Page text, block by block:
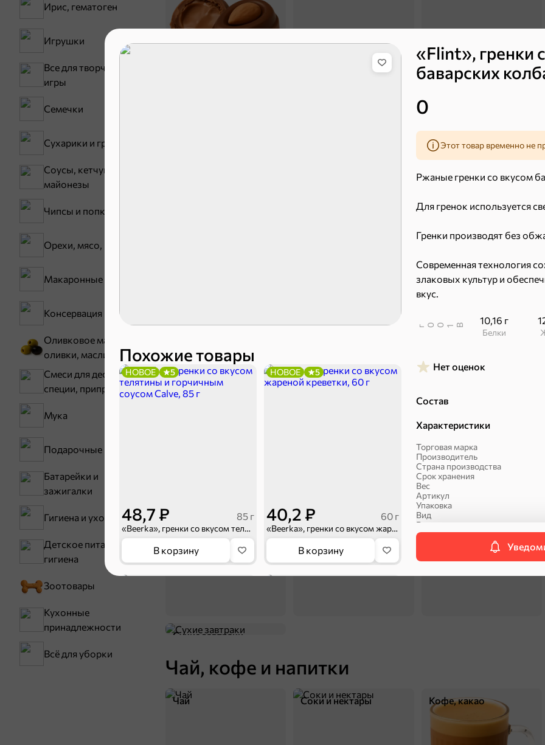
Похожие товары
48,7 ₽ 85 г
«Beerka», гренки со вкусом телятины и горчичным соусом Calve, 85 г
НОВОЕ 5
В корзину
40,2 ₽ 60 г
«Beerka», гренки со вкусом жареной креветки, 60 г
НОВОЕ 5
В корзину
«Flint», гренки
баварских
0
Этот товар временно не
Ржаные гренки со вкусом
Для гренок используется
Гренки производят без
Современная технология
злаковых культур и
вкус.
В
1 00
г
10,16 г
Белки
Нет оценок
Состав
Характеристики
Торговая марка
Производитель
Страна производства
Срок хранения
Вес
Артикул
Упаковка
Вид
Вкус
Сухарики и гренки
Ирис, гематоген
Игрушки
Все для творчества,
игры
Семечки
Сухарики и гренки
Соусы, кетчупы,
майонезы
Чипсы и попкорн
Орехи, мясо, рыба
Макаронные изделия
Консервация
Оливковое масло,
оливки, маслины
Смеси для десертов,
специи, приправы
Мука
Подарочные пакеты
Батарейки и
зажигалки
Гигиена и уход
Детское питание и
гигиена
Зоотовары
Кухонные
принадлежности
Всё для уборки
Круассаны
Орехи, мясо, рыба
Соусы, кетчупы,
майонезы
Оливковое масло,
оливки, маслины
Сухие завтраки
Чай, кофе и напитки
Чай Соки и нектары Кофе, какао